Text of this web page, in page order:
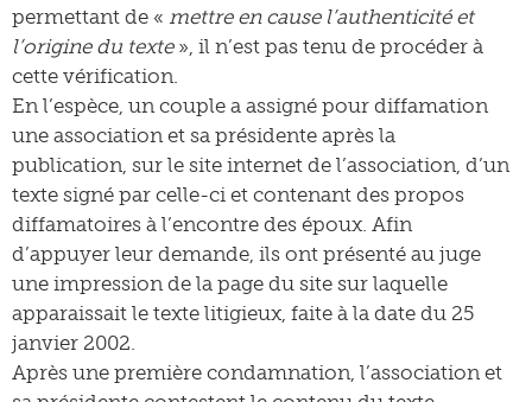
permettant de « mettre en cause l’authenticité et
l’origine du texte», il n’est pas tenu de procéder à
cette vérification.
En l’espèce, un couple a assigné pour diffamation
une association et sa présidente après la
publication, sur le site internet de l’association, d’un
texte signé par celle-ci et contenant des propos
diffamatoires à l’encontre des époux. Afin
d’appuyer leur demande, ils ont présenté au juge
une impression de la page du site sur laquelle
apparaissait le texte litigieux, faite à la date du 25
janvier 2002.
Après une première condamnation, l’association et